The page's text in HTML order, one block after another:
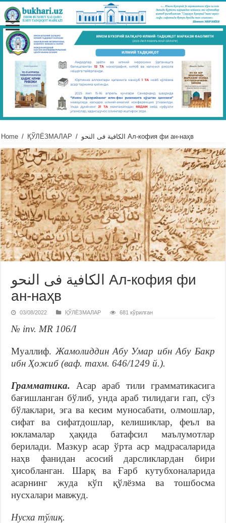
Home / ҚЎЛЁЗМАЛАР / الكافية فى النحو Ал-кофия фи ан-наҳв
الكافية فى النحو Ал-кофия фи
ан-наҳв
03/08/2022 ҚЎЛЁЗМАЛАР 681 кўрилган
№ inv. MR 106/I
Муаллиф. Жамолиддин Абу Умар ибн Абу Бакр
ибн Ҳожиб (ваф. тахм. 646/1249 й.).
Грамматика. Асар араб тили грамматикасига
бағишланган бўлиб, унда араб тилидаги гап, сўз
бўлаклари, эга ва кесим муносабати, олмошлар,
сифат ва сифатдошлар, келишиклар, феъл ва
юкламалар ҳақида батафсил маълумотлар
берилади. Мазкур асар ўрта аср мадрасаларида
наҳв фанидан асосий дарсликлардан бири
ҳисобланган. Шарқ ва Ғарб кутубхоналарида
асарнинг жуда кўп қўлёзма ва тошбосма
нусхалари мавжуд.
Нусха тўлиқ.